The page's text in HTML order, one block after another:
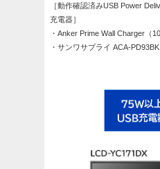
［動作確認済みUSB Power
充電器］
・Anker Prime Wall Charger（
・サンワサプライ ACA-PD93BK